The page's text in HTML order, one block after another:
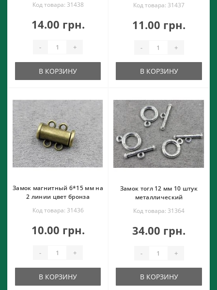
Код товара: 31438
14.00 грн.
- +
В КОРЗИНУ
Код товара: 31437
11.00 грн.
- +
В КОРЗИНУ
Замок магнитный 6*15 мм на
2 линии цвет бронза
Код товара: 31436
10.00 грн.
- +
В КОРЗИНУ
Замок тогл 12 мм 10 штук
металлический
Код товара: 31364
34.00 грн.
- +
В КОРЗИНУ